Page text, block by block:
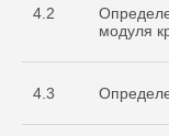
4.2
модуля
4.3